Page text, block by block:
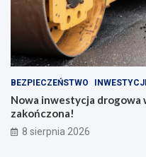
BEZPIECZEŃSTWO
Nowa inwestycja drogowa
zakończona!
8 sierpnia 2026